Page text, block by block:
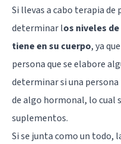
Si llevas a cabo terapia
determinar los niveles
tiene en su cuerpo, ya
persona que se elabore
determinar si una
de algo hormonal, lo cual
suplementos.
Si se junta como un todo,